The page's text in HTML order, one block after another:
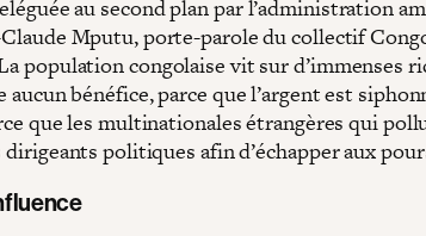
au second plan par l’administration
Mputu, porte-parole du collectif
population congolaise vit sur d’immenses
aucun bénéfice, parce que l’argent est
que les multinationales étrangères qui
politiques afin d’échapper aux